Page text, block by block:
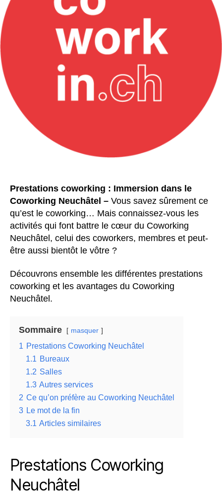
Prestations coworking : Immersion dans le
Coworking Neuchâtel – Vous savez sûrement ce
qu’est le coworking… Mais connaissez-vous les
activités qui font battre le cœur du Coworking
Neuchâtel, celui des coworkers, membres et peut-
être aussi bientôt le vôtre ?
Découvrons ensemble les différentes prestations
coworking et les avantages du Coworking
Neuchâtel.
Sommaire masquer
1 Prestations Coworking Neuchâtel
1.1 Bureaux
1.2 Salles
1.3 Autres services
2 Ce qu’on préfère au Coworking Neuchâtel
3 Le mot de la fin
3.1 Articles similaires
Prestations Coworking
Neuchâtel